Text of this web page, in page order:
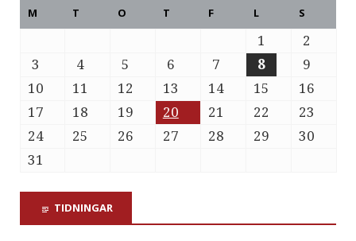
M T O T F L S
1
2
3
4 5 6 7 8
9
10
11 12 13 14 15
16
17
18 19 20 21 22
23
24
25 26 27 28 29
30
31
TIDNINGAR